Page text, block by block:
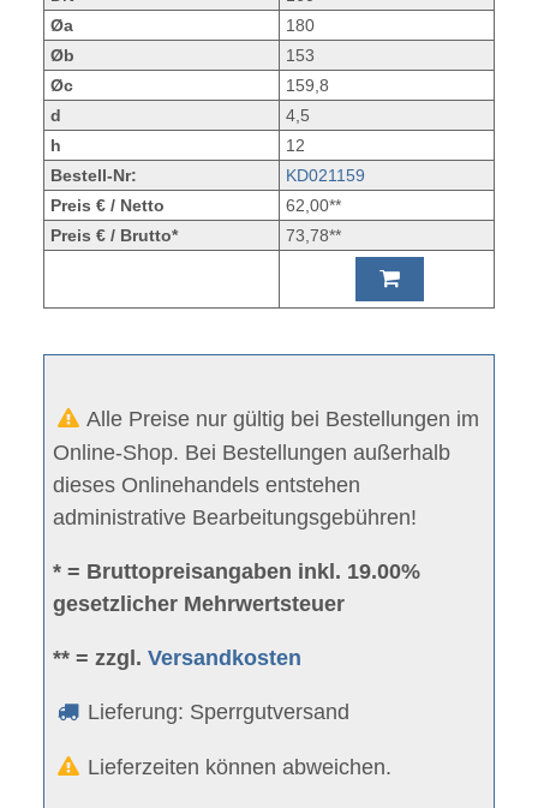
Øa
180
Øb
153
Øc
159,8
d
4,5
h
12
Bestell-Nr:
KD021159
Preis € / Netto
62,00**
Preis € / Brutto*
73,78**
Alle Preise nur gültig bei Bestellungen im
Online-Shop. Bei Bestellungen außerhalb
dieses Onlinehandels entstehen
administrative Bearbeitungsgebühren!
* = Bruttopreisangaben inkl. 19.00%
gesetzlicher Mehrwertsteuer
** = zzgl.Versandkosten
Lieferung: Sperrgutversand
Lieferzeiten können abweichen.